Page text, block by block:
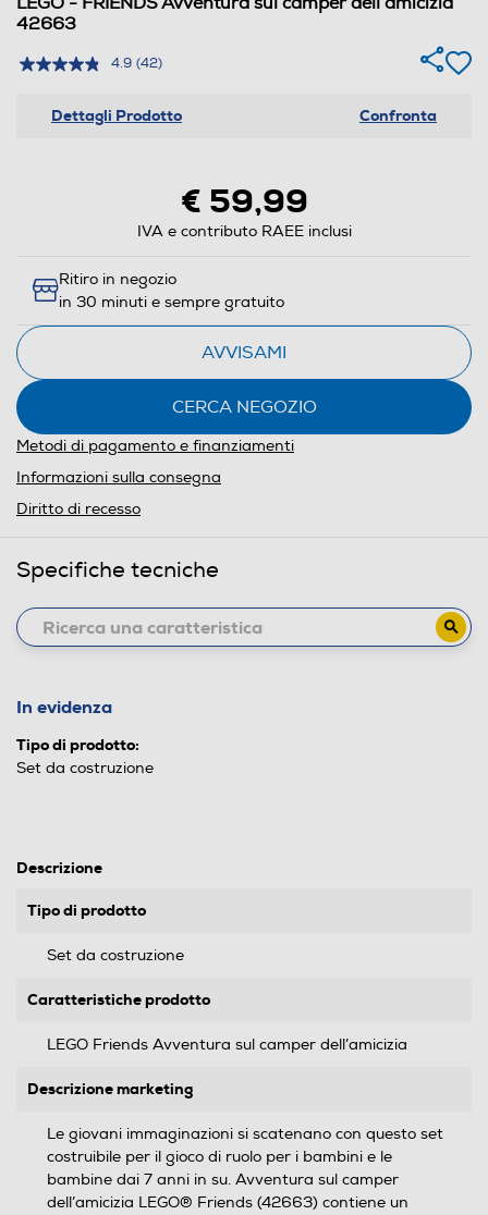
42663
4.9 (42)
Dettagli Prodotto Confronta
€ 59,99
IVA e contributo RAEE inclusi
Ritiro in negozio
in 30 minuti e sempre gratuito
AVVISAMI
CERCA NEGOZIO
Metodi di pagamento e finanziamenti
Informazioni sulla consegna
Diritto di recesso
Specifiche tecniche
In evidenza
Tipo di prodotto:
Set da costruzione
Descrizione
Tipo di prodotto
Set da costruzione
Caratteristiche prodotto
LEGO Friends Avventura sul camper dell’amicizia
Descrizione marketing
Le giovani immaginazioni si scatenano con questo set
costruibile per il gioco di ruolo per i bambini e le
bambine dai 7 anni in su. Avventura sul camper
dell’amicizia LEGO® Friends (42663) contiene un